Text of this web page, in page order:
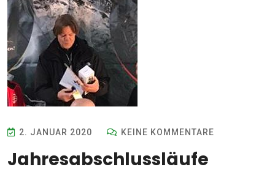
2. JANUAR 2020 KEINE KOMMENTARE
Jahresabschlussläufe